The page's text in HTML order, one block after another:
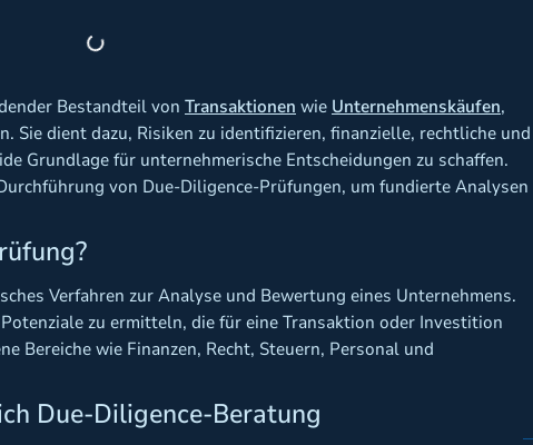
Bestandteil von TransaktionenwieUnternehmenskäufen,
Sie dient dazu, Risiken zu identifizieren, finanzielle, rechtliche und
Grundlage für unternehmerische Entscheidungen zu schaffen.
von Due-Diligence-Prüfungen, um fundierte Analysen
Verfahren zur Analyse und Bewertung eines Unternehmens.
zu ermitteln, die für eine Transaktion oder Investition
Bereiche wie Finanzen, Recht, Steuern, Personal und
Due-Diligence-Beratung